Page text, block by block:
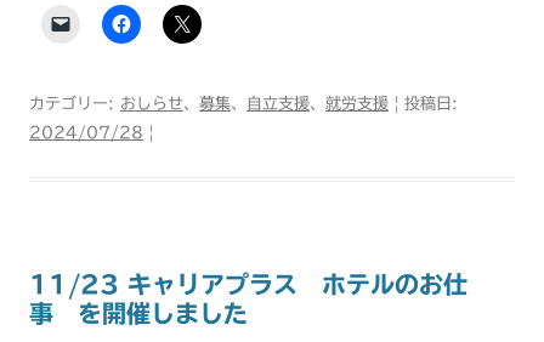
カテゴリー: おしらせ、 募集、 自立支援、 就労支援 | 投稿日:
2024/07/28 |
11/23 キャリアプラス ホテルのお仕
事 を開催しました